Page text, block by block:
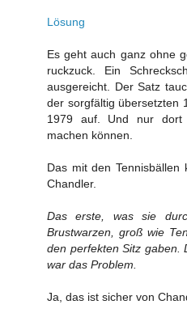
Lösung
Es geht auch ganz ohne
ruckzuck. Ein
ausgereicht. Der Satz
der sorgfältig übersetzten
1979 auf. Und nur dort
machen können.
Das mit den
Chandler.
Das erste, was sie
Brustwarzen, groß wie
den perfekten Sitz gaben.
war das Problem.
Ja, das ist sicher von